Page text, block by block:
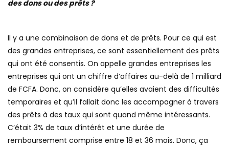
des dons ou des prêts ?
Il y a une combinaison de dons et de prêts. Pour ce qui est
des grandes entreprises, ce sont essentiellement des prêts
qui ont été consentis. On appelle grandes entreprises les
entreprises qui ont un chiffre d’affaires au-delà de 1 milliard
de FCFA. Donc, on considère qu’elles avaient des difficultés
temporaires et qu’il fallait donc les accompagner à travers
des prêts à des taux qui sont quand même intéressants.
C’était 3% de taux d’intérêt et une durée de
remboursement comprise entre 18 et 36 mois. Donc, ça